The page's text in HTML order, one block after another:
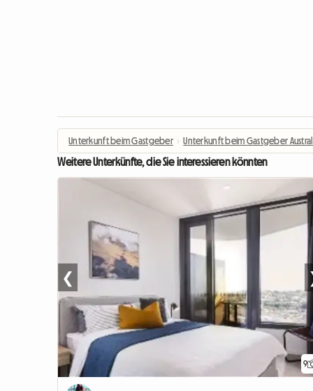
Unterkunft beim Gastgeber › Unterkunft beim Gastgeber
Weitere Unterkünfte, die Sie interessieren könnten
9
❮